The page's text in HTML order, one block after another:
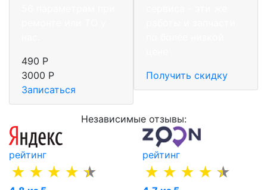
490 Р
3000 Р
Записаться
Получить скидку
Независимые отзывы:
рейтинг рейтинг